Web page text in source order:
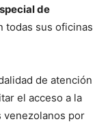
de
todas sus oficinas
de atención
el acceso a la
venezolanos por